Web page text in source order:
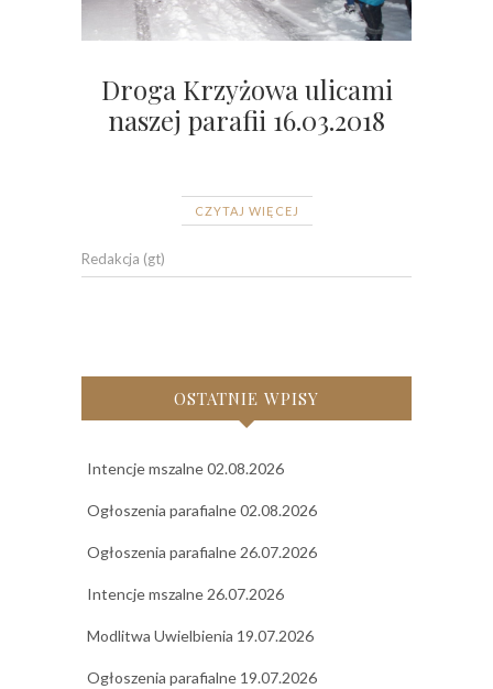
Droga Krzyżowa ulicami
naszej parafii 16.03.2018
CZYTAJ WIĘCEJ
Redakcja (gt)
OSTATNIE WPISY
Intencje mszalne 02.08.2026
Ogłoszenia parafialne 02.08.2026
Ogłoszenia parafialne 26.07.2026
Intencje mszalne 26.07.2026
Modlitwa Uwielbienia 19.07.2026
Ogłoszenia parafialne 19.07.2026